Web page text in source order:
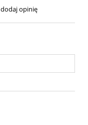
dodaj opinię